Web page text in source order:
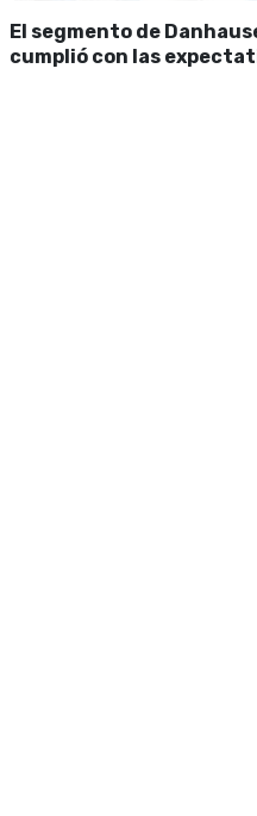
El segmento de
cumplió con las